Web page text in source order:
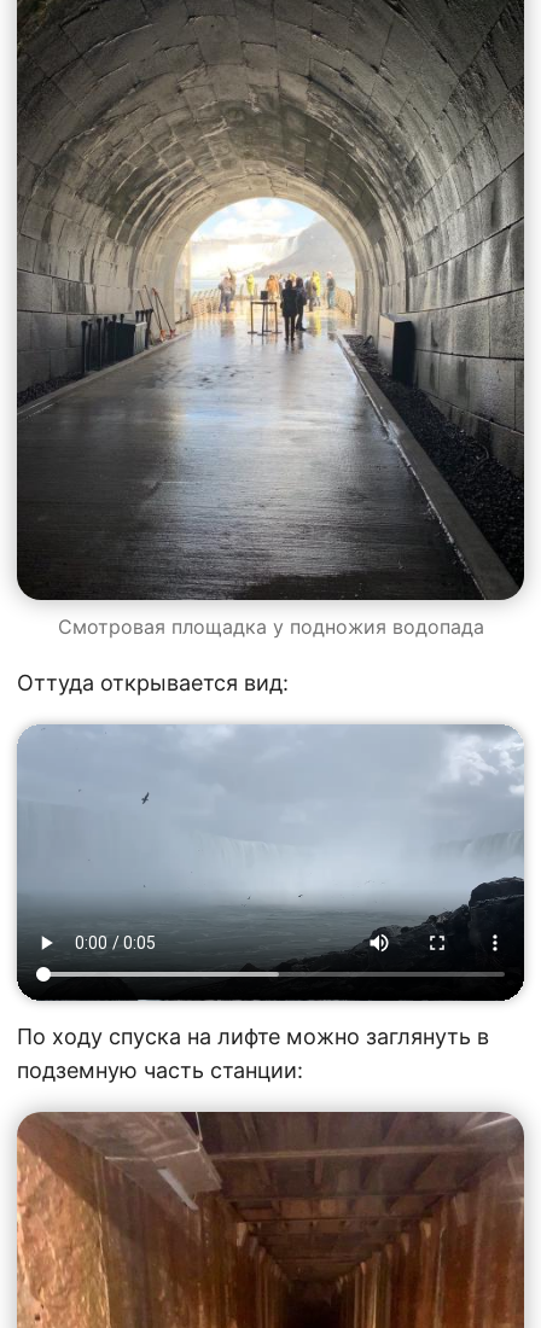
Смотровая площадка у подножия водопада
Оттуда открывается вид:
По ходу спуска на лифте можно заглянуть в
подземную часть станции: